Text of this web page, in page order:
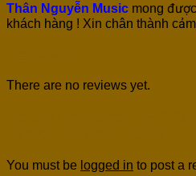
Thân Nguyễn Music mong
khách hàng ! Xin chân thành
There are no reviews yet.
You must be logged in to post a